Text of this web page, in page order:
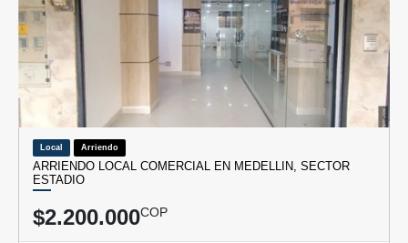
Local Arriendo
ARRIENDO LOCAL COMERCIAL EN MEDELLIN, SECTOR
ESTADIO
$2.200.000COP